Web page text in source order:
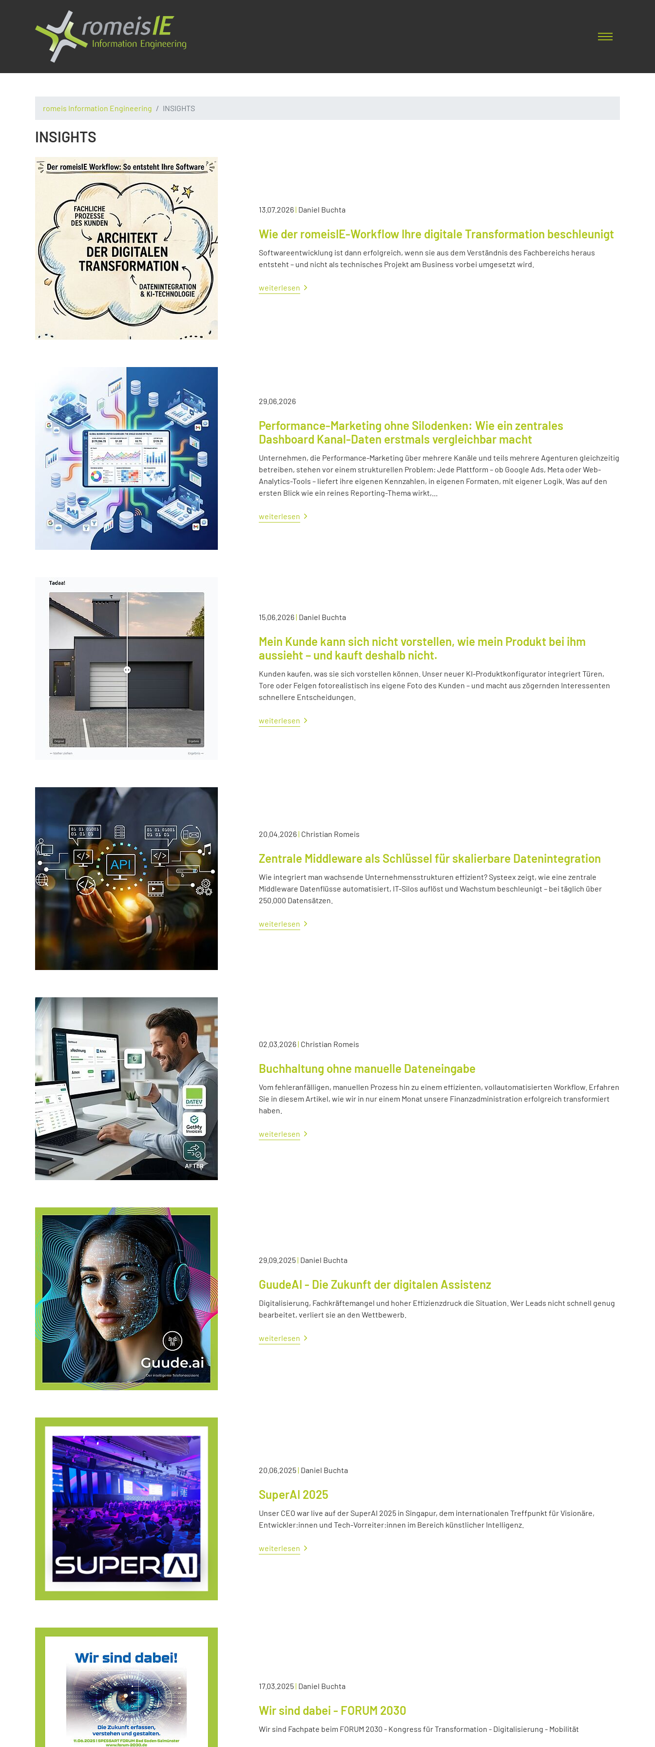
romeis Information Engineering INSIGHTS
INSIGHTS
13.07.2026| Daniel Buchta
Wie der romeisIE-Workflow Ihre digitale Transformation beschleunigt
Softwareentwicklung ist dann erfolgreich, wenn sie aus dem Verständnis des Fachbereichs heraus
entsteht – und nicht als technisches Projekt am Business vorbei umgesetzt wird.
weiterlesen
29.06.2026
Performance-Marketing ohne Silodenken: Wie ein zentrales
Dashboard Kanal-Daten erstmals vergleichbar macht
Unternehmen, die Performance-Marketing über mehrere Kanäle und teils mehrere Agenturen gleichzeitig
betreiben, stehen vor einem strukturellen Problem: Jede Plattform – ob Google Ads, Meta oder Web-
Analytics-Tools – liefert ihre eigenen Kennzahlen, in eigenen Formaten, mit eigener Logik. Was auf den
ersten Blick wie ein reines Reporting-Thema wirkt,...
weiterlesen
15.06.2026| Daniel Buchta
Mein Kunde kann sich nicht vorstellen, wie mein Produkt bei ihm
aussieht – und kauft deshalb nicht.
Kunden kaufen, was sie sich vorstellen können. Unser neuer KI-Produktkonfigurator integriert Türen,
Tore oder Felgen fotorealistisch ins eigene Foto des Kunden – und macht aus zögernden Interessenten
schnellere Entscheidungen.
weiterlesen
20.04.2026| Christian Romeis
Zentrale Middleware als Schlüssel für skalierbare Datenintegration
Wie integriert man wachsende Unternehmensstrukturen effizient? Systeex zeigt, wie eine zentrale
Middleware Datenflüsse automatisiert, IT-Silos auflöst und Wachstum beschleunigt – bei täglich über
250.000 Datensätzen.
weiterlesen
02.03.2026| Christian Romeis
Buchhaltung ohne manuelle Dateneingabe
Vom fehleranfälligen, manuellen Prozess hin zu einem effizienten, vollautomatisierten Workflow. Erfahren
Sie in diesem Artikel, wie wir in nur einem Monat unsere Finanzadministration erfolgreich transformiert
haben.
weiterlesen
29.09.2025| Daniel Buchta
GuudeAI - Die Zukunft der digitalen Assistenz
Digitalisierung, Fachkräftemangel und hoher Effizienzdruck die Situation. Wer Leads nicht schnell genug
bearbeitet, verliert sie an den Wettbewerb.
weiterlesen
20.06.2025| Daniel Buchta
SuperAI 2025
Unser CEO war live auf der SuperAI 2025 in Singapur, dem internationalen Treffpunkt für Visionäre,
Entwickler:innen und Tech-Vorreiter:innen im Bereich künstlicher Intelligenz.
weiterlesen
17.03.2025| Daniel Buchta
Wir sind dabei - FORUM 2030
Wir sind Fachpate beim FORUM 2030 - Kongress für Transformation - Digitalisierung - Mobilität